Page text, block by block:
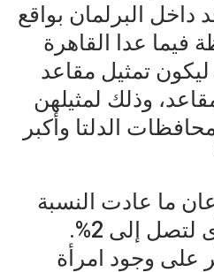
داخل البرلمان بواقع
فيما عدا القاهرة
تمثيل مقاعد
وذلك لمثيلهن
الدلتا وأكبر
ما عادت النسبة
للانخفاض مرة أخرى لتصل إلى 2%.
على وجود امرأة